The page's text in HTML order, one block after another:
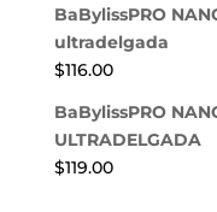
BaBylissPRO
ultradelgada
$116.00
BaBylissPRO
ULTRADELGADA
$119.00